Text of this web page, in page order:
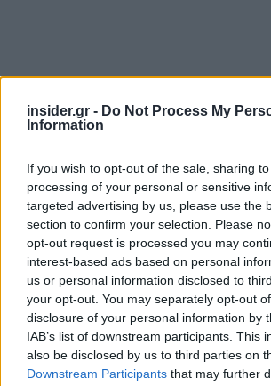
insider.gr - Do Not Process My
Information
If you wish to opt-out of the sale, sharing
processing of your personal or sensitive
targeted advertising by us, please use the
section to confirm your selection. Please
opt-out request is processed you may
interest-based ads based on personal
us or personal information disclosed to
your opt-out. You may separately opt-out
disclosure of your personal information by
IAB’s list of downstream participants. This
also be disclosed by us to third parties on
Downstream Participants that may further